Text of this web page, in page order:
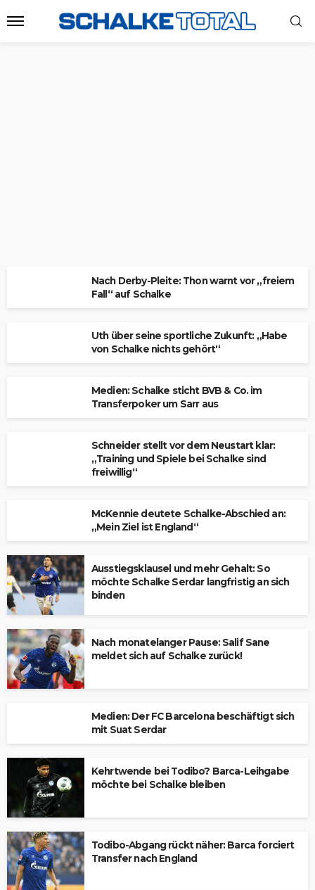
Nach Derby-Pleite: Thon warnt vor „freiem
Fall“ auf Schalke
Uth über seine sportliche Zukunft: „Habe
von Schalke nichts gehört“
Medien: Schalke sticht BVB & Co. im
Transferpoker um Sarr aus
Schneider stellt vor dem Neustart klar:
„Training und Spiele bei Schalke sind
freiwillig“
McKennie deutete Schalke-Abschied an:
„Mein Ziel ist England“
Ausstiegsklausel und mehr Gehalt: So
möchte Schalke Serdar langfristig an sich
binden
Nach monatelanger Pause: Salif Sane
meldet sich auf Schalke zurück!
Medien: Der FC Barcelona beschäftigt sich
mit Suat Serdar
Kehrtwende bei Todibo? Barca-Leihgabe
möchte bei Schalke bleiben
Todibo-Abgang rückt näher: Barca forciert
Transfer nach England